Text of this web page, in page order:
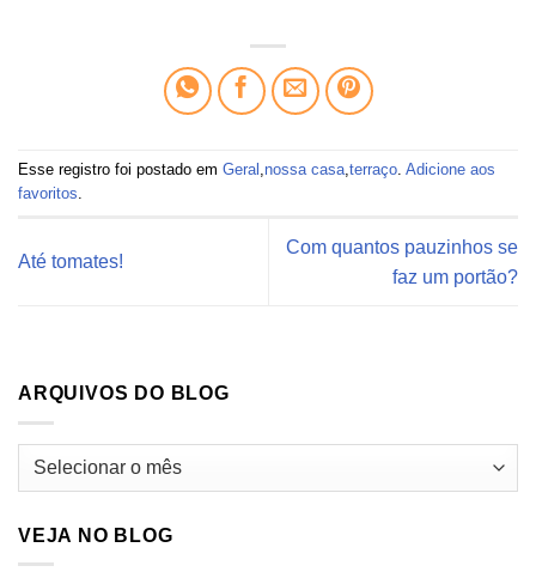
Esse registro foi postado em Geral nossa casa terraço Adicione aos
favoritos
Até tomates!
Com quantos pauzinhos se
faz um portão?
ARQUIVOS DO BLOG
Arquivos
VEJA NO BLOG